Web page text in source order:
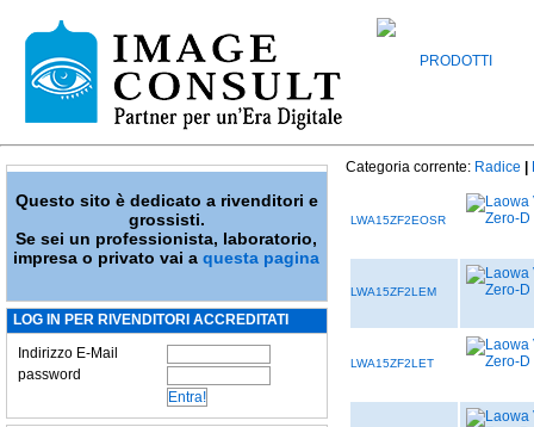
PRODOTTI
Questo sito è dedicato a rivenditori e
grossisti.
Se sei un professionista, laboratorio,
impresa o privato vai aquesta pagina
LOG IN PER RIVENDITORI ACCREDITATI
Indirizzo E-Mail
password
Categoria corrente: Radice
LWA15ZF2EOSR
LWA15ZF2LEM
LWA15ZF2LET